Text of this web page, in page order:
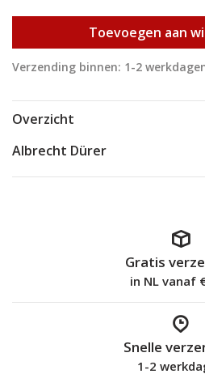
Toevoegen aan
Verzending binnen: 1-2
Overzicht
Albrecht Dürer
Gratis
in NL vanaf
Snelle
1-2